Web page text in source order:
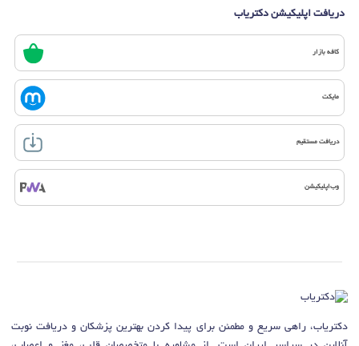
دریافت اپلیکیشن دکتریاب
کافه بازار
مایکت
دریافت مستقیم
وب‌اپلیکیشن
دکتریاب، راهی سریع و مطمئن برای پیدا کردن بهترین پزشکان و دریافت نوبت